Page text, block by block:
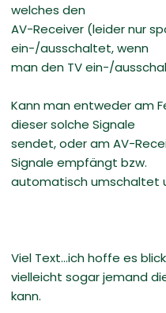
welches den
AV-Receiver (leider nur
ein-/ausschaltet, wenn
man den TV ein-/
Kann man entweder am
dieser solche Signale
sendet, oder am AV-
Signale empfängt bzw.
automatisch umschaltet
Viel Text...ich hoffe es
vielleicht sogar jemand
kann.